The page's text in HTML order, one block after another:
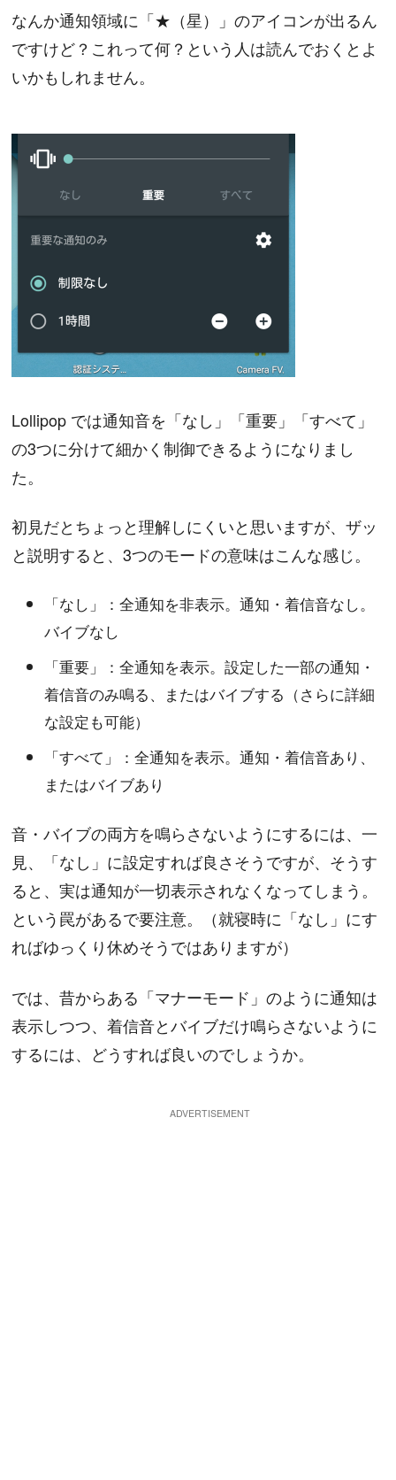
なんか通知領域に「★（星）」のアイコンが出るん
ですけど？これって何？という人は読んでおくとよ
いかもしれません。
Lollipop では通知音を「なし」「重要」「すべて」
の3つに分けて細かく制御できるようになりまし
た。
初見だとちょっと理解しにくいと思いますが、ザッ
と説明すると、3つのモードの意味はこんな感じ。
「なし」：全通知を非表示。通知・着信音なし。
バイブなし
「重要」：全通知を表示。設定した一部の通知・
着信音のみ鳴る、またはバイブする（さらに詳細
な設定も可能）
「すべて」：全通知を表示。通知・着信音あり、
またはバイブあり
音・バイブの両方を鳴らさないようにするには、一
見、「なし」に設定すれば良さそうですが、そうす
ると、実は通知が一切表示されなくなってしまう。
という罠があるで要注意。（就寝時に「なし」にす
ればゆっくり休めそうではありますが）
では、昔からある「マナーモード」のように通知は
表示しつつ、着信音とバイブだけ鳴らさないように
するには、どうすれば良いのでしょうか。